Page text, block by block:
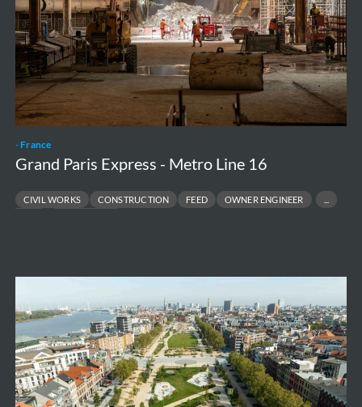
-France
Grand Paris Express - Metro Line 16
CIVIL WORKS CONSTRUCTION FEED
OWNER ENGINEER
Metro
Line
16